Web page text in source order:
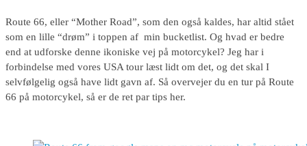
Route 66, eller “Mother Road”, som den også kaldes, har altid stået
som en lille “drøm” i toppen af min bucketlist. Og hvad er bedre
end at udforske denne ikoniske vej på motorcykel? Jeg har i
forbindelse med vores USA tour læst lidt om det, og det skal I
selvfølgelig også have lidt gavn af. Så overvejer du en tur på Route
66 på motorcykel, så er de ret par tips her.